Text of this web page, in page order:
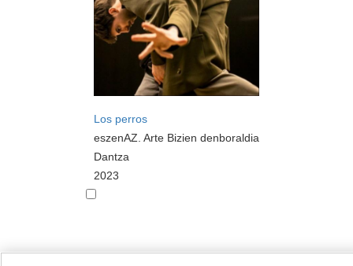
Los perros
eszenAZ. Arte Bizien denboraldia
Dantza
2023